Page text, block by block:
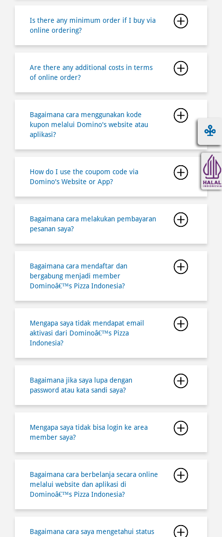
of online order?
kupon melalui Domino's website atau
aplikasi?
How do I use the coupom code via
Domino's Website or App?
pesanan saya?
bergabung menjadi member
Dominoâ€™s Pizza Indonesia?
Mengapa saya tidak mendapat email
aktivasi dari Dominoâ€™s Pizza
Indonesia?
Bagaimana jika saya lupa dengan
password atau kata sandi saya?
member saya?
melalui website dan aplikasi di
Dominoâ€™s Pizza Indonesia?
Bagaimana cara saya mengetahui status
pesanan saya?
melalui online dengan datang langsung